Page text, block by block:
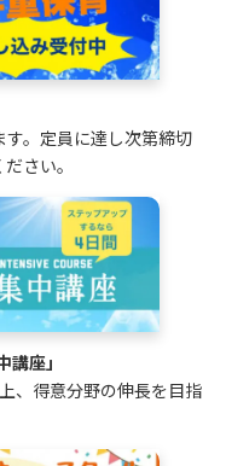
。定員に達し次第締切
さい。
座」
、得意分野の伸長を目指